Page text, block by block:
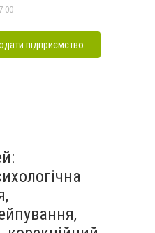
00
підприємство